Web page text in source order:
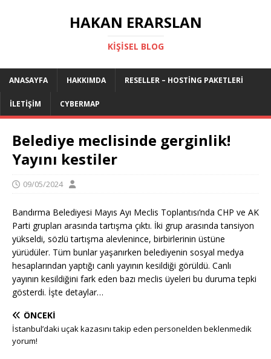
HAKAN ERARSLAN
KIŞISEL BLOG
ANASAYFA HAKKIMDA RESELLER – HOSTING PAKETLERI
İLETIŞIM CYBERMAP
Belediye meclisinde gerginlik!
Yayını kestiler
09/05/2024
Bandırma Belediyesi Mayıs Ayı Meclis Toplantısı’nda CHP ve AK
Parti grupları arasında tartışma çıktı. İki grup arasında tansiyon
yükseldi, sözlü tartışma alevlenince, birbirlerinin üstüne
yürüdüler. Tüm bunlar yaşanırken belediyenin sosyal medya
hesaplarından yaptığı canlı yayının kesildiği görüldü. Canlı
yayının kesildiğini fark eden bazı meclis üyeleri bu duruma tepki
gösterdi. İşte detaylar…
ÖNCEKI
İstanbul’daki uçak kazasını takip eden personelden beklenmedik
yorum!